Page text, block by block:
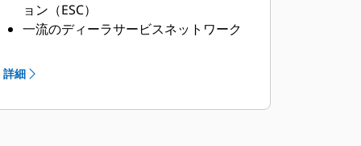
ョン（ESC）
一流のディーラサービスネットワーク
（ISD）プログラムによる拡張ディーラ
詳細